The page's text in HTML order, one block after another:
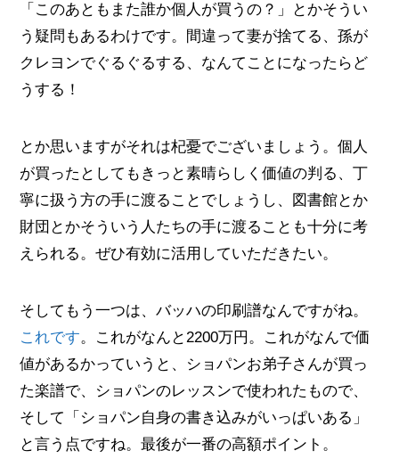
「このあともまた誰か個人が買うの？」とかそうい
う疑問もあるわけです。間違って妻が捨てる、孫が
クレヨンでぐるぐるする、なんてことになったらど
うする！
とか思いますがそれは杞憂でございましょう。個人
が買ったとしてもきっと素晴らしく価値の判る、丁
寧に扱う方の手に渡ることでしょうし、図書館とか
財団とかそういう人たちの手に渡ることも十分に考
えられる。ぜひ有効に活用していただきたい。
そしてもう一つは、バッハの印刷譜なんですがね。
これです。これがなんと2200万円。これがなんで価
値があるかっていうと、ショパンお弟子さんが買っ
た楽譜で、ショパンのレッスンで使われたもので、
そして「ショパン自身の書き込みがいっぱいある」
と言う点ですね。最後が一番の高額ポイント。